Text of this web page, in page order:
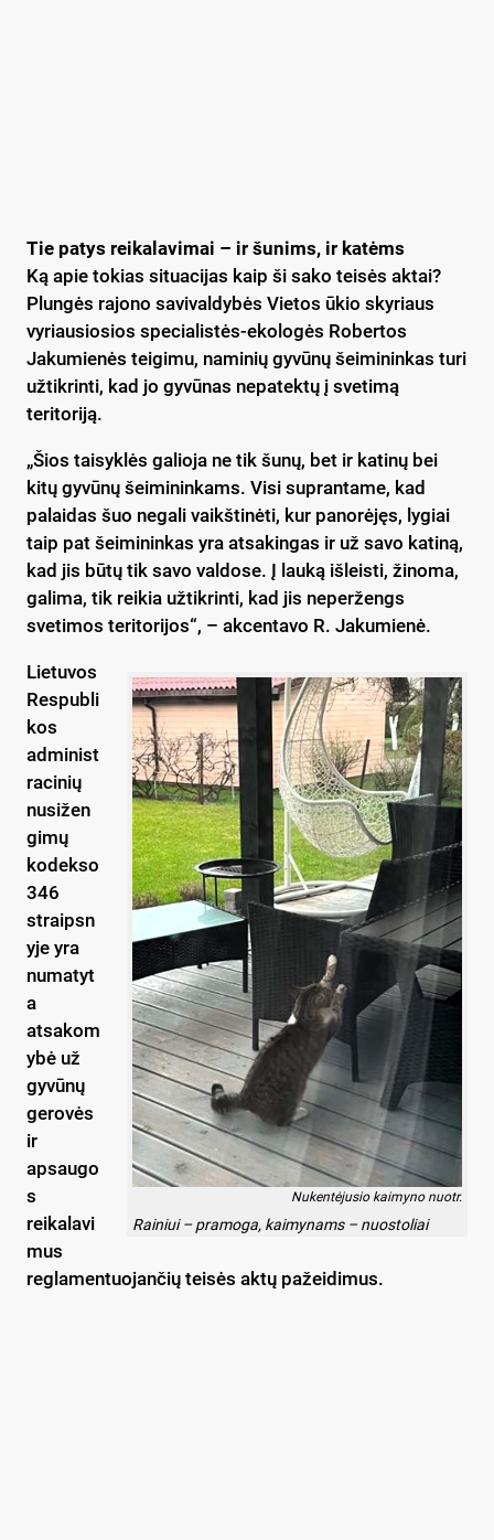
Tie patys reikalavimai – ir šunims, ir katėms
Ką apie tokias situacijas kaip ši sako teisės aktai?
Plungės rajono savivaldybės Vietos ūkio skyriaus
vyriausiosios specialistės-ekologės Robertos
Jakumienės teigimu, naminių gyvūnų šeimininkas turi
užtikrinti, kad jo gyvūnas nepatektų į svetimą
teritoriją.
„Šios taisyklės galioja ne tik šunų, bet ir katinų bei
kitų gyvūnų šeimininkams. Visi suprantame, kad
palaidas šuo negali vaikštinėti, kur panorėjęs, lygiai
taip pat šeimininkas yra atsakingas ir už savo katiną,
kad jis būtų tik savo valdose. Į lauką išleisti, žinoma,
galima, tik reikia užtikrinti, kad jis neperžengs
svetimos teritorijos“, – akcentavo R. Jakumienė.
Nukentėjusio kaimyno nuotr.
Rainiui – pramoga, kaimynams – nuostoliai
Lietuvos
Respubli
kos
administ
racinių
nusižen
gimų
kodekso
346
straipsn
yje yra
numatyt
a
atsakom
ybė už
gyvūnų
gerovės
ir
apsaugo
s
reikalavi
mus
reglamentuojančių teisės aktų pažeidimus.